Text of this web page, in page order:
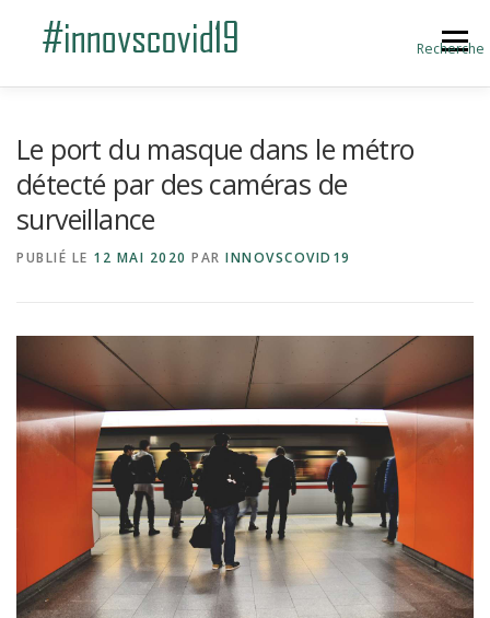
Recherche
Menu
SOUMETTRE UNE INNOVATION
Le port du masque dans le métro
détecté par des caméras de
surveillance
PUBLIÉ LE 12 MAI 2020 PAR INNOVSCOVID19